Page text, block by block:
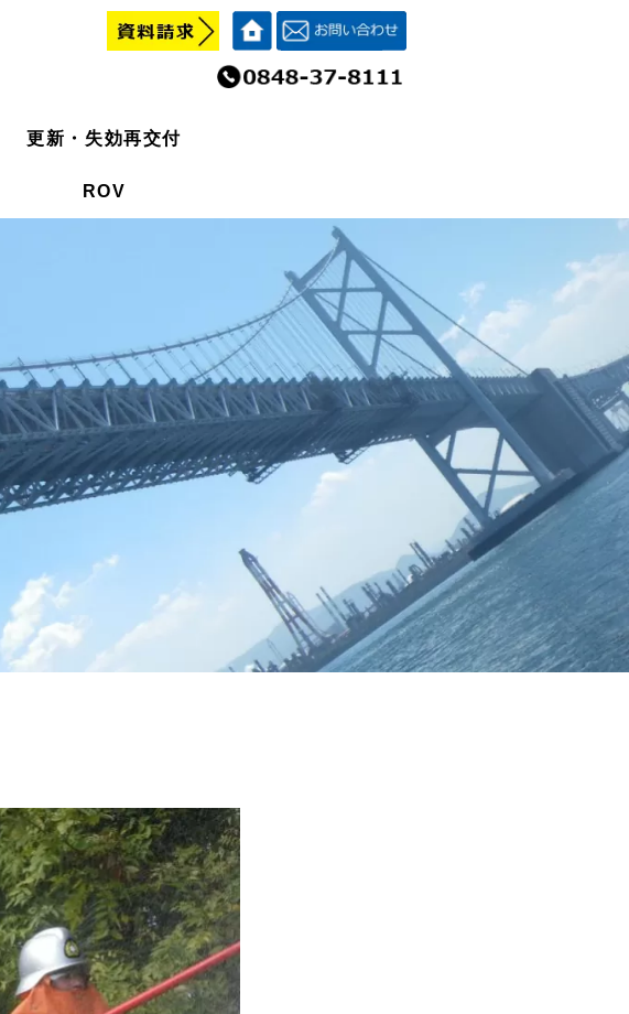
更新・失効再交付
ROV
更新・失効再交付
ROV